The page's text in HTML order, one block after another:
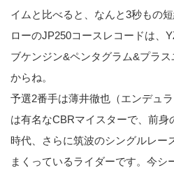
イムと比べると、なんと3秒もの
ローのJP250コースレコードは、
ブケンジン&ペンタグラム&プラ
からね。
予選2番手は薄井徹也（エンデュ
は有名なCBRマイスターで、前
時代、さらに筑波のシングルレー
まくっているライダーです。今シ